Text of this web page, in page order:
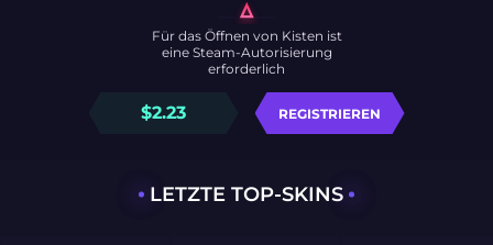
$2.23 REGISTRIEREN
Für das Öffnen von Kisten ist
eine Steam-Autorisierung
erforderlich
LETZTE TOP-SKINS